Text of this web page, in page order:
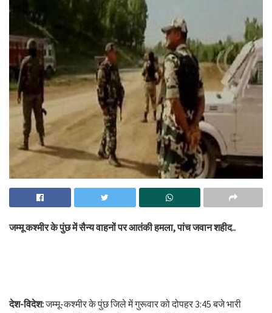
जम्मू कश्मीर के पुंछ में सैन्य वाहनों पर आतंकी हमला, पांच जवान शहीद..
देश-विदेश:जम्मू-कश्मीर के पुंछ जिले में गुरूवार को दोपहर 3:45 बजे भारी